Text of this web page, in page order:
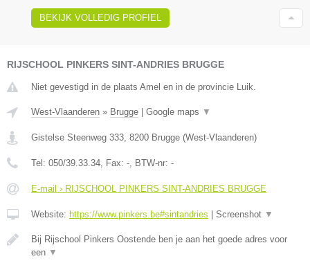
BEKIJK VOLLEDIG PROFIEL
RIJSCHOOL PINKERS SINT-ANDRIES BRUGGE
Niet gevestigd in de plaats Amel en in de provincie Luik.
West-Vlaanderen » Brugge Google maps ▼
Gistelse Steenweg 333, 8200 Brugge (West-Vlaanderen)
Tel: 050/39.33.34, Fax: -, BTW-nr: -
E-mail › RIJSCHOOL PINKERS SINT-ANDRIES BRUGGE
Website: https://www.pinkers.be#sintandries Screenshot ▼
Bij Rijschool Pinkers Oostende ben je aan het goede adres voor
een ▼